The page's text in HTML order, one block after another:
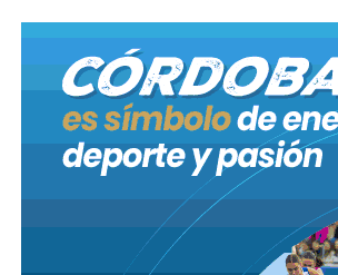
Proyecto de resolución45499,
legisladora Alejandra Ferrero, que
provincial que informe sobre
referidos a los hechos y actuaciones
planta Dioxitek, en el marco de las
periodísticas existentes. Quedó en
Proyecto de resolución
,
legisladora Alejandra Ferrero, que
provincial que informe sobre